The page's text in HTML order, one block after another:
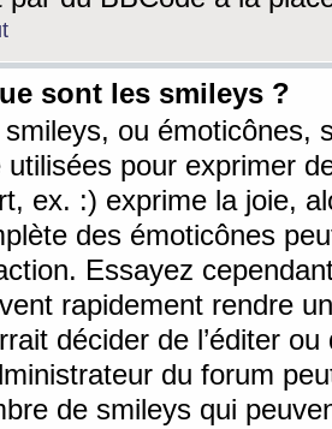
sont les smileys ?
smileys, ou émoticônes,
utilisées pour exprimer
ex. :) exprime la joie,
des émoticônes
Essayez
rapidement rendre
décider de l’éditer
du forum
de smileys qui